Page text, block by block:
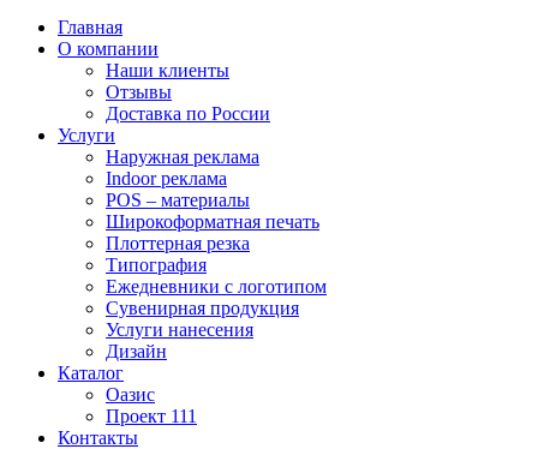
Главная
О компании
Наши клиенты
Отзывы
Доставка по России
Услуги
Наружная реклама
Indoor реклама
POS – материалы
Широкоформатная печать
Плоттерная резка
Типография
Ежедневники с логотипом
Сувенирная продукция
Услуги нанесения
Дизайн
Каталог
Оазис
Проект 111
Контакты